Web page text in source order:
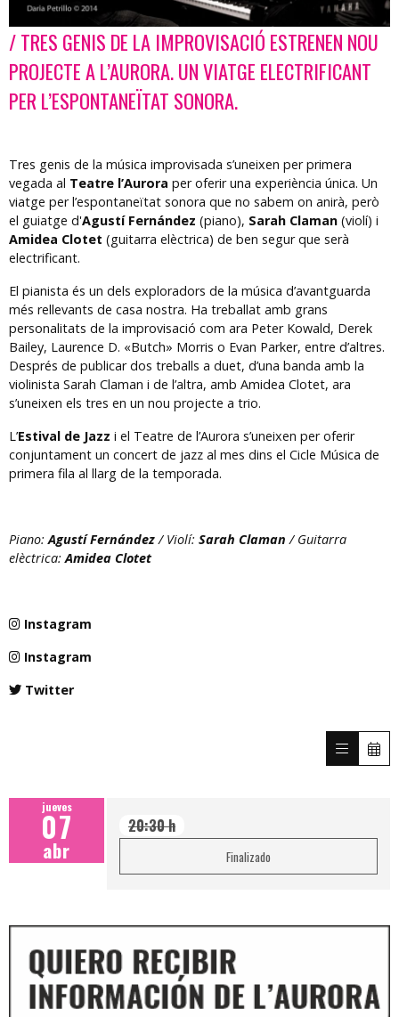
Diapositiva 1 de 1
/ TRES GENIS DE LA IMPROVISACIÓ ESTRENEN NOU
PROJECTE A L’AURORA. UN VIATGE ELECTRIFICANT
PER L’ESPONTANEÏTAT SONORA.
Tres genis de la música improvisada s’uneixen per primera
vegada al Teatre l’Aurora per oferir una experiència única. Un
viatge per l’espontaneïtat sonora que no sabem on anirà, però
el guiatge d'Agustí Fernández (piano), Sarah Claman (violí) i
Amidea Clotet (guitarra elèctrica) de ben segur que serà
electrificant.
El pianista és un dels exploradors de la música d’avantguarda
més rellevants de casa nostra. Ha treballat amb grans
personalitats de la improvisació com ara Peter Kowald, Derek
Bailey, Laurence D. «Butch» Morris o Evan Parker, entre d’altres.
Després de publicar dos treballs a duet, d’una banda amb la
violinista Sarah Claman i de l’altra, amb Amidea Clotet, ara
s’uneixen els tres en un nou projecte a trio.
L’Estival de Jazz i el Teatre de l’Aurora s’uneixen per oferir
conjuntament un concert de jazz al mes dins el Cicle Música de
primera fila al llarg de la temporada.
Piano:Agustí Fernández/ Violí: Sarah Claman / Guitarra
elèctrica:Amidea Clotet
Instagram
Instagram
Twitter
jueves
07
abr
20:30 h
Finalizado